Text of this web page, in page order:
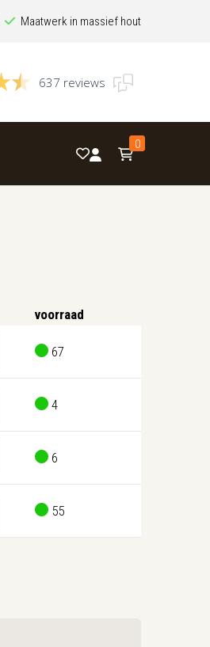
Maatwerk in massief hout
637 reviews
0
voorraad
67
4
6
55